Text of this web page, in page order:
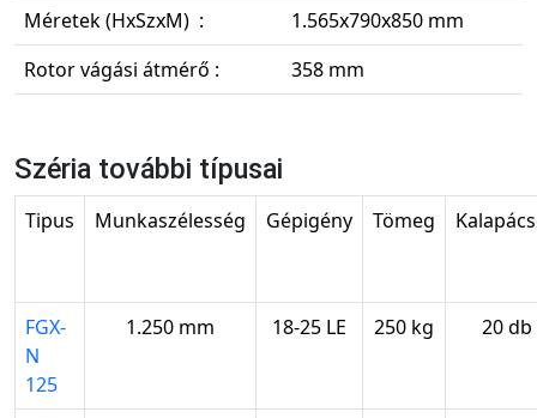
Méretek (HxSzxM) :
1.565x790x850 mm
Rotor vágási átmérő :
358 mm
Széria további típusai
Tipus Munkaszélesség Gépigény Tömeg
FGX-
N
125
1.250 mm 18-25 LE 250 kg 20 db